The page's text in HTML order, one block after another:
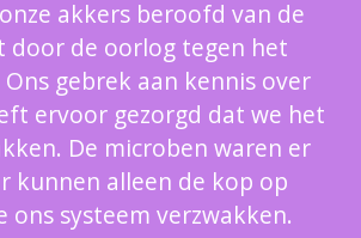
akkers beroofd van de
door de oorlog tegen het
gebrek aan kennis over
ervoor gezorgd dat we het
De microben waren er
kunnen alleen de kop op
ons systeem verzwakken.